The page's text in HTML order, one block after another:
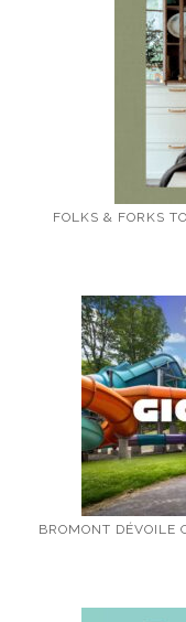
FOLKS & FORKS
BROMONT DÉVOILE